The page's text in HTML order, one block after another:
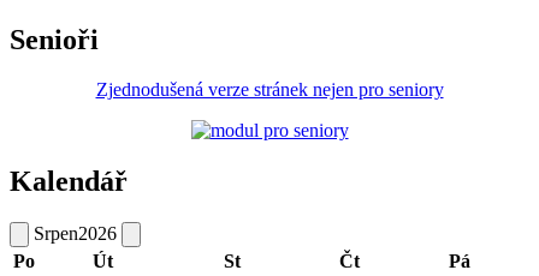
Senioři
Zjednodušená verze stránek nejen pro seniory
Kalendář
Srpen2026
Po
Út St Čt Pá